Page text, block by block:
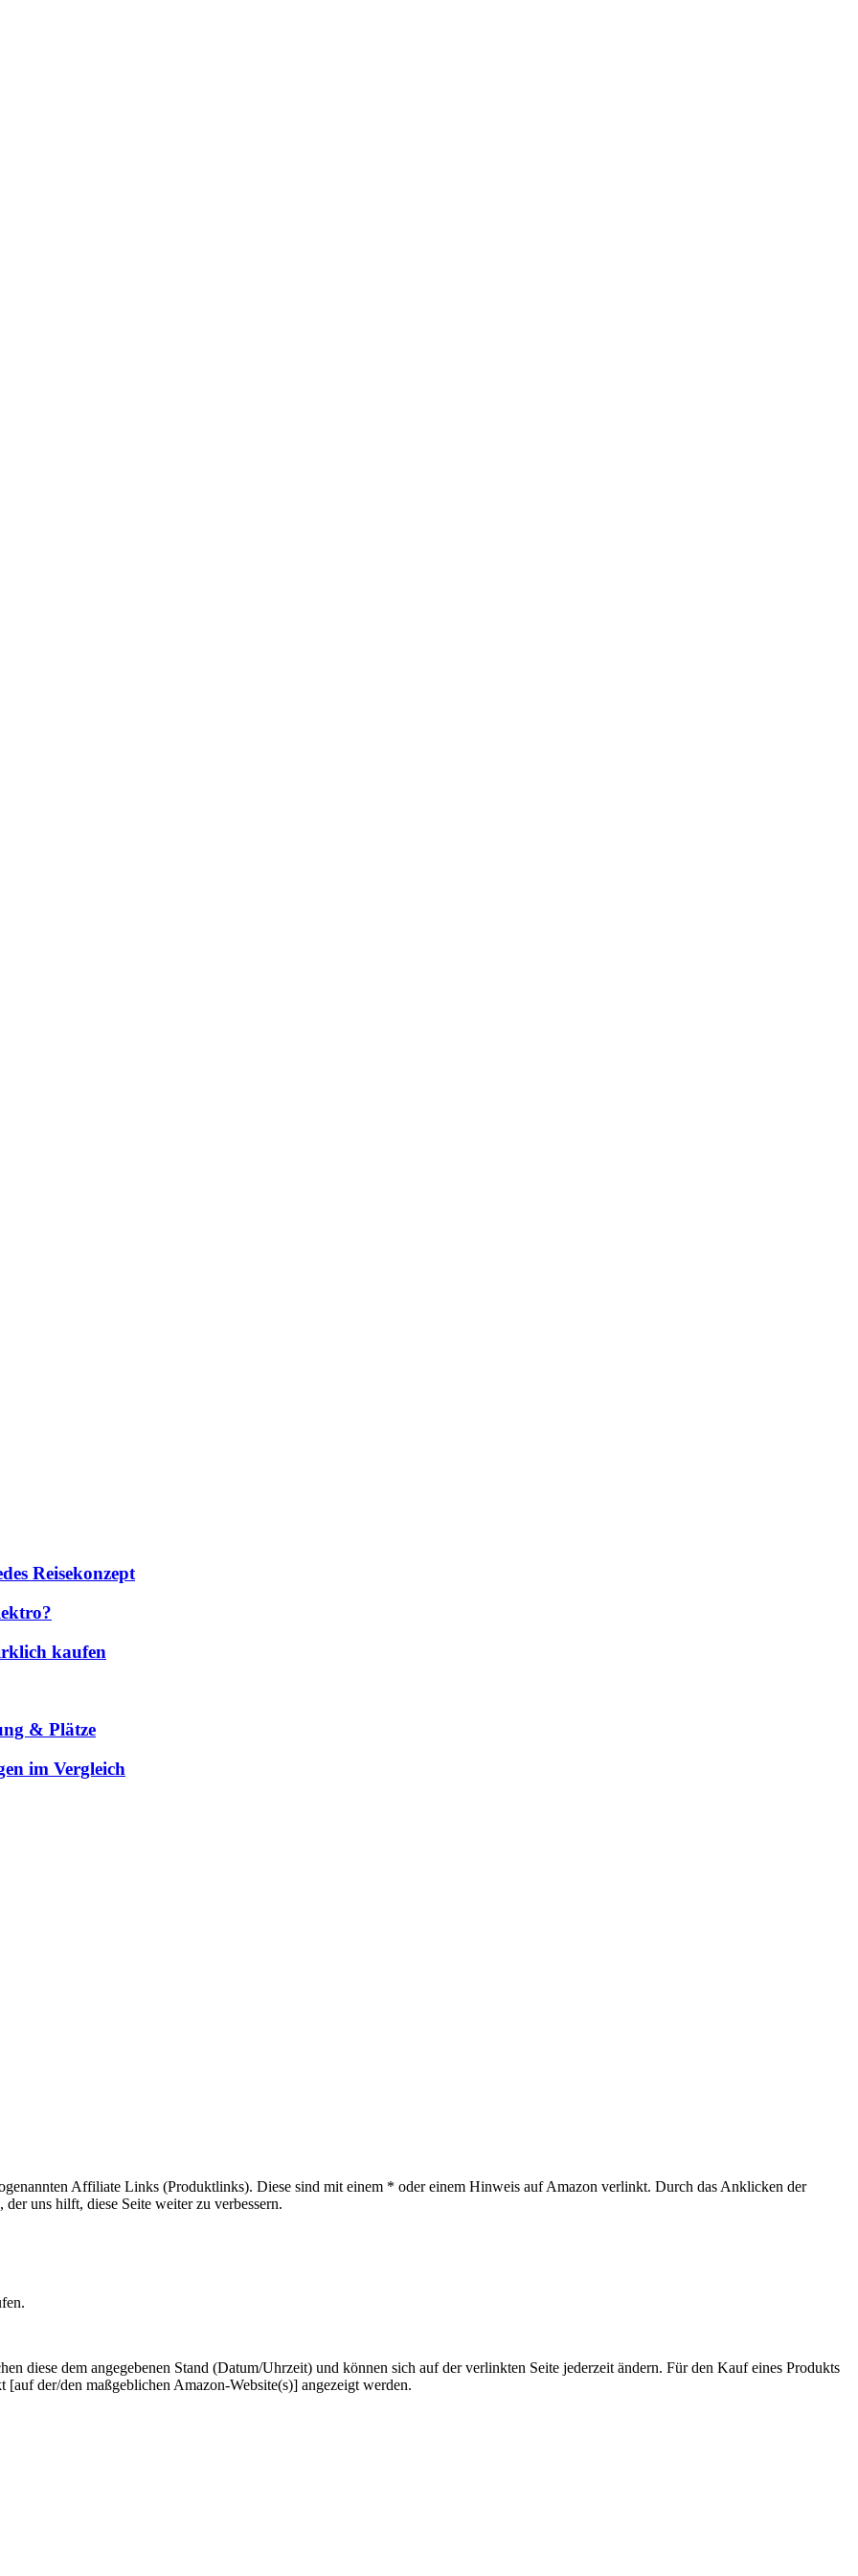
Reisekonzept
kaufen
& Plätze
im Vergleich
Affiliate Links (Produktlinks). Diese sind mit einem * oder einem Hinweis auf Amazon verlinkt. Durch das Anklicken der
uns hilft, diese Seite weiter zu verbessern.
diese dem angegebenen Stand (Datum/Uhrzeit) und können sich auf der verlinkten Seite jederzeit ändern. Für den Kauf eines Produkts
der/den maßgeblichen Amazon-Website(s)] angezeigt werden.